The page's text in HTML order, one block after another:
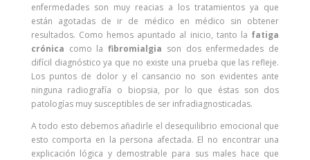
enfermedades son muy reacias a los tratamientos ya que
están agotadas de ir de médico en médico sin obtener
resultados. Como hemos apuntado al inicio, tanto la fatiga
crónica como lafibromialgia son dos enfermedades de
difícil diagnóstico ya que no existe una prueba que las refleje.
Los puntos de dolor y el cansancio no son evidentes ante
ninguna radiografía o biopsia, por lo que éstas son dos
patologías muy susceptibles de ser infradiagnosticadas.
A todo esto debemos añadirle el desequilibrio emocional que
esto comporta en la persona afectada. El no encontrar una
explicación lógica y demostrable para sus males hace que